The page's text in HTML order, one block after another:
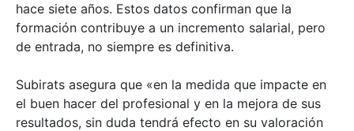
hace siete años. Estos datos confirman que la
formación contribuye a un incremento salarial, pero
de entrada, no siempre es definitiva.
Subirats asegura que «en la medida que impacte en
el buen hacer del profesional y en la mejora de sus
resultados, sin duda tendrá efecto en su valoración